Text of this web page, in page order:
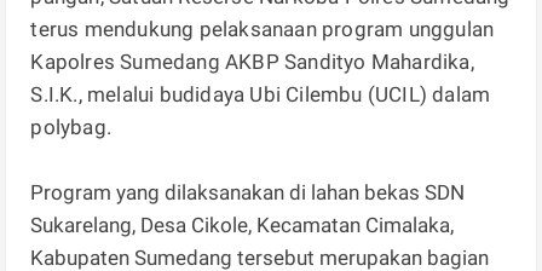
terus mendukung pelaksanaan program unggulan
Kapolres Sumedang AKBP Sandityo Mahardika,
S.I.K., melalui budidaya Ubi Cilembu (UCIL) dalam
polybag.
Program yang dilaksanakan di lahan bekas SDN
Sukarelang, Desa Cikole, Kecamatan Cimalaka,
Kabupaten Sumedang tersebut merupakan bagian